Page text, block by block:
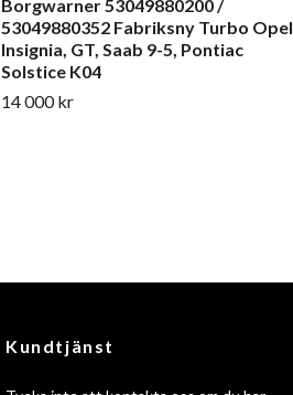
Borgwarner 53049880200 /
53049880352 Fabriksny Turbo Opel
Insignia, GT, Saab 9-5, Pontiac
Solstice K04
14 000 kr
Kundtjänst